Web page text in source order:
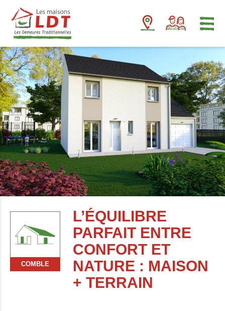
COMBLE
L’ÉQUILIBRE
PARFAIT ENTRE
CONFORT ET
NATURE : MAISON
+ TERRAIN